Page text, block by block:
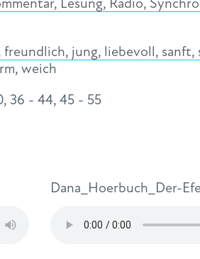
freundlich, jung, liebevoll, sanft,
, weich
, 36 - 44, 45 - 55
Dana_Hoerbuch_Der-